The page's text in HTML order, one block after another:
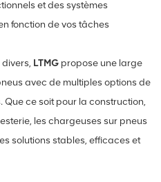
et des systèmes
fonction de vos tâches
LTMG propose une large
avec de multiples options de
ce soit pour la construction,
les chargeuses sur pneus
solutions stables, efficaces et